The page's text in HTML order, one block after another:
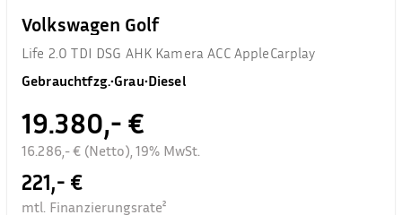
Volkswagen Golf
Life 2.0 TDI DSG AHK Kamera ACC AppleCarplay
Gebrauchtfzg.•Grau•Diesel
19.380,- €
16.286,- € (Netto), 19% MwSt.
221,- €
mtl. Finanzierungsrate²